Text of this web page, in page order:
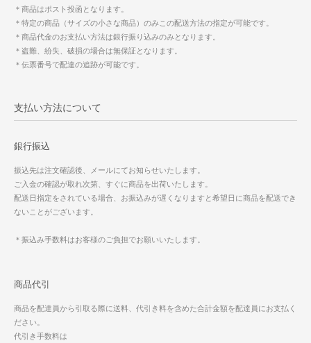
＊商品はポスト投函となります。
＊特定の商品（サイズの小さな商品）のみこの配送方法の指定が可能です。
＊商品代金のお支払い方法は銀行振り込みのみとなります。
＊盗難、紛失、破損の場合は無保証となります。
＊伝票番号で配達の追跡が可能です。
支払い方法について
銀行振込
振込先は注文確認後、メールにてお知らせいたします。
ご入金の確認が取れ次第、すぐに商品を出荷いたします。
配送日指定をされている場合、お振込みが遅くなりますと希望日に商品を配送でき
ないことがございます。
＊振込み手数料はお客様のご負担でお願いいたします。
商品代引
商品を配達員から引取る際に送料、代引き料を含めた合計金額を配達員にお支払く
ださい。
代引き手数料は